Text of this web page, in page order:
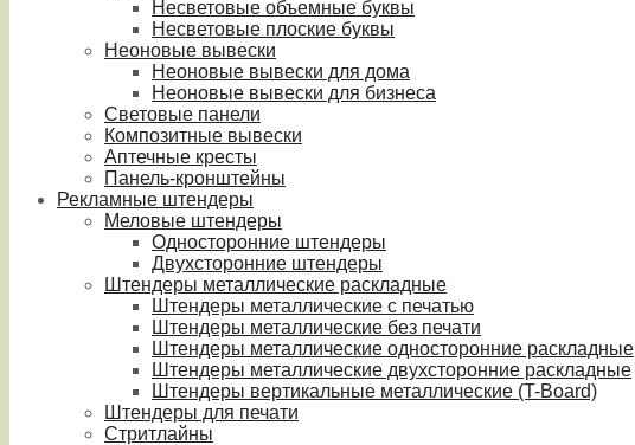
Несветовые объемные буквы
Несветовые плоские буквы
Неоновые вывески
Неоновые вывески для дома
Неоновые вывески для бизнеса
Световые панели
Композитные вывески
Аптечные кресты
Панель-кронштейны
Рекламные штендеры
Меловые штендеры
Односторонние штендеры
Двухсторонние штендеры
Штендеры металлические раскладные
Штендеры металлические с печатью
Штендеры металлические без печати
Штендеры металлические односторонние раскладные
Штендеры металлические двухсторонние раскладные
Штендеры вертикальные металлические (T-Board)
Штендеры для печати
Стритлайны